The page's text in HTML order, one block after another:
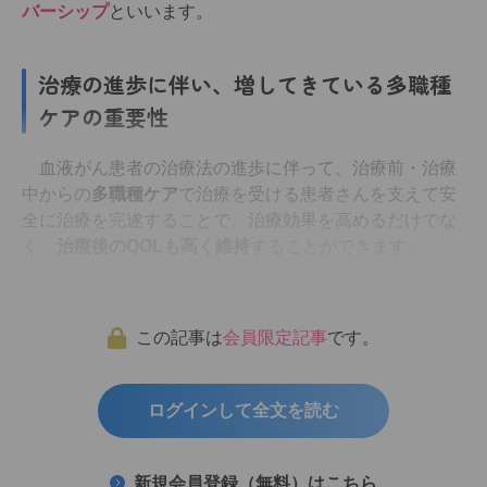
バーシップといいます。
治療の進歩に伴い、増してきている多職種
ケアの重要性
血液がん患者の治療法の進歩に伴って、治療前・治療
中からの多職種ケアで治療を受ける患者さんを支えて安
全に治療を完遂することで、治療効果を高めるだけでな
この記事は会員限定記事です。
ログインして全文を読む